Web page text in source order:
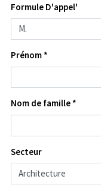
Formule D'appel'
Prénom *
Nom de famille *
Secteur